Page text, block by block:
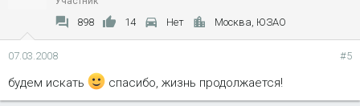
898 14 Нет Москва, ЮЗАО
07.03.2008 #5
будем искать спасибо, жизнь продолжается!